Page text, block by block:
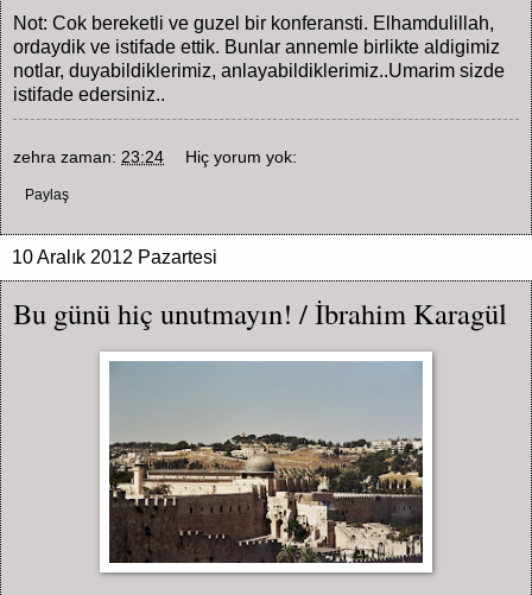
Not: Cok bereketli ve guzel bir konferansti. Elhamdulillah,
ordaydik ve istifade ettik. Bunlar annemle birlikte aldigimiz
notlar, duyabildiklerimiz, anlayabildiklerimiz..Umarim sizde
istifade edersiniz..
zehra zaman: 23:24 Hiç yorum yok:
Paylaş
10 Aralık 2012 Pazartesi
Bu günü hiç unutmayın! / İbrahim Karagül